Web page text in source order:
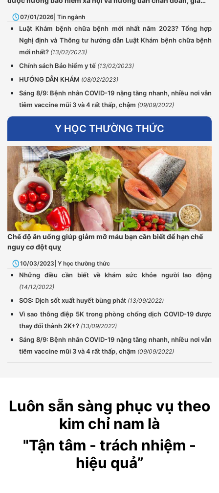
07/01/2026 | Tin ngành
Luật Khám bệnh chữa bệnh mới nhất năm 2023? Tổng hợp
Nghị định và Thông tư hướng dẫn Luật Khám bệnh chữa bệnh
mới nhất? (13/02/2023)
Chính sách Bảo hiểm y tế (13/02/2023)
HƯỚNG DẪN KHÁM (08/02/2023)
Sáng 8/9: Bệnh nhân COVID-19 nặng tăng nhanh, nhiều nơi vẫn
tiêm vaccine mũi 3 và 4 rất thấp, chậm (09/09/2022)
Y HỌC THƯỜNG THỨC
Chế độ ăn uống giúp giảm mỡ máu bạn cần biết để hạn chế
nguy cơ đột quỵ
10/03/2023 | Y học thường thức
Những điều cần biết về khám sức khỏe người lao động
(14/12/2022)
SOS: Dịch sốt xuất huyết bùng phát (13/09/2022)
Vì sao thông điệp 5K trong phòng chống dịch COVID-19 được
thay đổi thành 2K+? (13/09/2022)
Sáng 8/9: Bệnh nhân COVID-19 nặng tăng nhanh, nhiều nơi vẫn
tiêm vaccine mũi 3 và 4 rất thấp, chậm (09/09/2022)
Luôn sẵn sàng phục vụ theo
kim chỉ nam là
"Tận tâm - trách nhiệm -
hiệu quả”